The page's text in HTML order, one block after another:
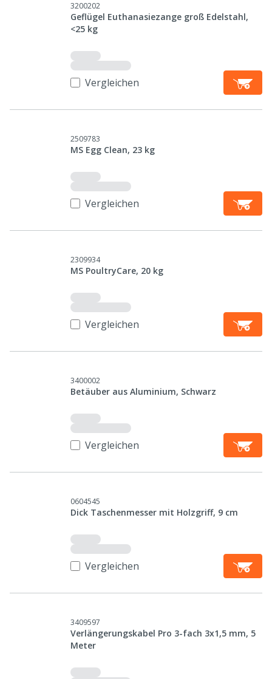
3200202
Geflügel Euthanasiezange groß Edelstahl,
<25 kg
Vergleichen
2509783
MS Egg Clean, 23 kg
Vergleichen
2309934
MS PoultryCare, 20 kg
Vergleichen
3400002
Betäuber aus Aluminium, Schwarz
Vergleichen
0604545
Dick Taschenmesser mit Holzgriff, 9 cm
Vergleichen
3409597
Verlängerungskabel Pro 3-fach 3x1,5 mm, 5
Meter